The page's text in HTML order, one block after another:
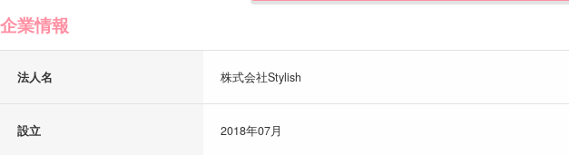
企業情報
法人名 株式会社Stylish
設立 2018年07月